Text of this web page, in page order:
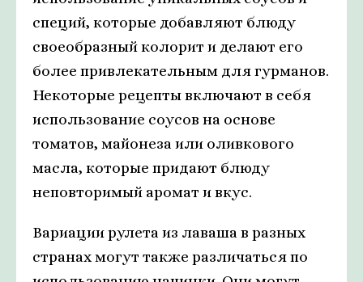
специй, которые добавляют блюду
своеобразный колорит и делают его
более привлекательным для гурманов.
Некоторые рецепты включают в себя
использование соусов на основе
томатов, майонеза или оливкового
масла, которые придают блюду
неповторимый аромат и вкус.
Вариации рулета из лаваша в разных
странах могут также различаться по